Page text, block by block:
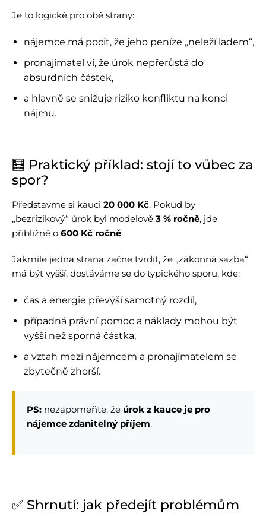
Je to logické pro obě strany:
nájemce má pocit, že jeho peníze „neleží ladem“,
pronajímatel ví, že úrok nepřerůstá do
absurdních částek,
a hlavně se snižuje riziko konfliktu na konci
nájmu.
🧮 Praktický příklad: stojí to vůbec za
spor?
Představme si kauci 20 000 Kč. Pokud by
„bezrizikový“ úrok byl modelově 3 % ročně, jde
přibližně o 600 Kč ročně.
Jakmile jedna strana začne tvrdit, že „zákonná sazba“
má být vyšší, dostáváme se do typického sporu, kde:
čas a energie převýší samotný rozdíl,
případná právní pomoc a náklady mohou být
vyšší než sporná částka,
a vztah mezi nájemcem a pronajímatelem se
zbytečně zhorší.
PS: nezapomeňte, že úrok z kauce je pro
nájemce zdanitelný příjem.
✅ Shrnutí: jak předejít problémům